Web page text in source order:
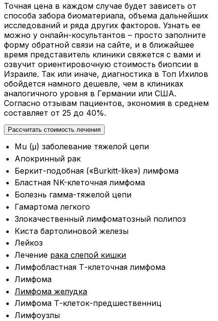
Точная цена в каждом случае будет зависеть от
способа забора биоматериала, объема дальнейших
исследований и ряда других факторов. Узнать ее
можно у онлайн-косультантов – просто заполните
форму обратной связи на сайте, и в ближайшее
время представитель клиники свяжется с вами и
озвучит ориентировочную стоимость биопсии в
Израиле. Так или иначе, диагностика в Топ Ихилов
обойдется намного дешевле, чем в клиниках
аналогичного уровня в Германии или США.
Согласно отзывам пациентов, экономия в среднем
составляет от 25 до 40%.
Рассчитать стоимость лечения
Mu (μ) заболевание тяжелой цепи
Апокринный рак
Беркит-подобная («Burkitt-like») лимфома
Бластная NK-клеточная лимфома
Болезнь гамма-тяжелой цепи
Гамартома легкого
Злокачественный лимфоматозный полипоз
Киста бартолиновой железы
Лейкоз
Лечение рака слепой кишки
Лимфобластная Т-клеточная лимфома
Лимфома
Лимфома желудка
Лимфома Т-клеток-предшественниц
Лимфоузлы